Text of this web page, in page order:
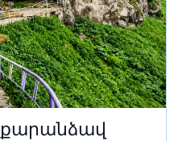
քարանձավ